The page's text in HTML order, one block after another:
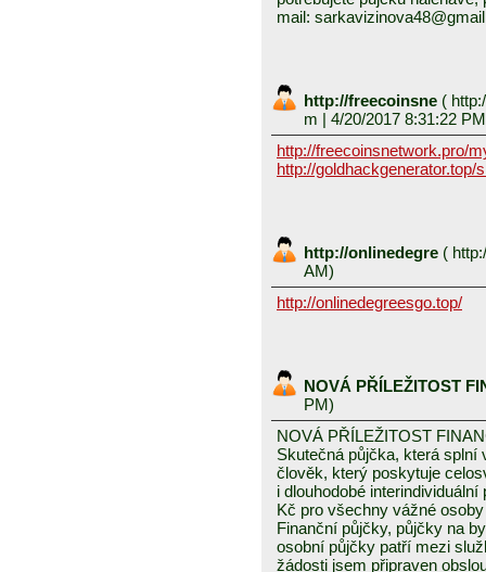
mail:
http://freecoinsne (
m | 4/20/2017 8:31:22
http://freecoinsnetwork.pro/
http://
http://onlinedegre (
AM)
http://onlinedegreesgo.top/
NOVÁ PŘÍLEŽITOST
PM)
NOVÁ PŘÍLEŽITOST
Skutečná půjčka, která
člověk, který poskytuje
i dlouhodobé
Kč pro všechny vážné
Finanční půjčky, půjčky na
osobní půjčky patří mezi
žádosti jsem připraven